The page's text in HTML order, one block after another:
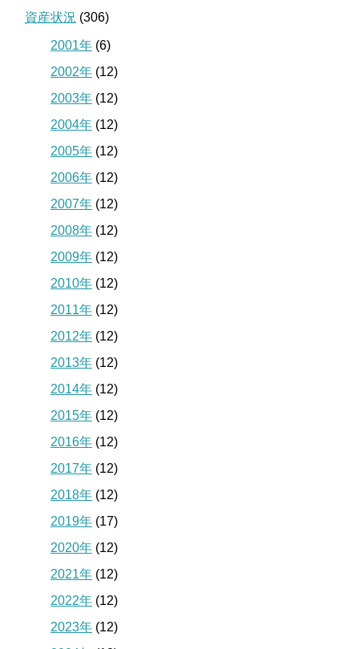
資産状況 (306)
2001年 (6)
2002年 (12)
2003年 (12)
2004年 (12)
2005年 (12)
2006年 (12)
2007年 (12)
2008年 (12)
2009年 (12)
2010年 (12)
2011年 (12)
2012年 (12)
2013年 (12)
2014年 (12)
2015年 (12)
2016年 (12)
2017年 (12)
2018年 (12)
2019年 (17)
2020年 (12)
2021年 (12)
2022年 (12)
2023年 (12)